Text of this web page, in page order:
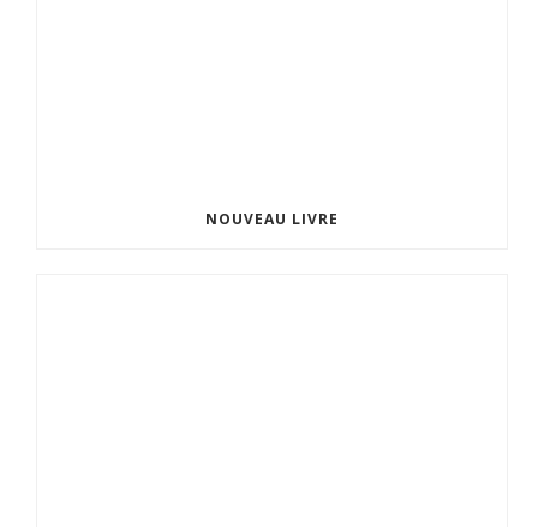
NOUVEAU LIVRE